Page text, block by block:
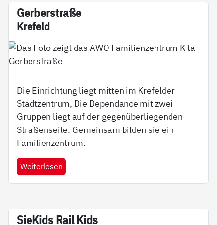
Ger­ber­stra­ße
Kre­feld
Die Einrichtung liegt mitten im Krefelder
Stadtzentrum, Die Dependance mit zwei
Gruppen liegt auf der gegenüberliegenden
Straßenseite. Gemeinsam bilden sie ein
Familienzentrum.
Weiterlesen
Sie­Kids Rail Kids